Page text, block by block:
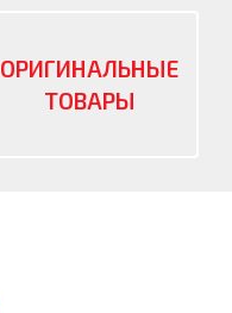
ОРИГИНАЛЬНЫЕ
ТОВАРЫ